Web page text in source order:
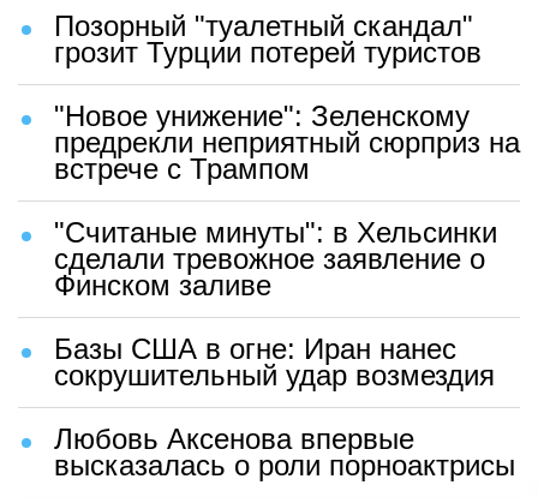
Позорный "туалетный скандал"
грозит Турции потерей туристов
"Новое унижение": Зеленскому
предрекли неприятный сюрприз на
встрече с Трампом
"Считаные минуты": в Хельсинки
сделали тревожное заявление о
Финском заливе
Базы США в огне: Иран нанес
сокрушительный удар возмездия
Любовь Аксенова впервые
высказалась о роли порноактрисы